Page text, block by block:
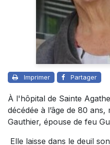
Imprimer Partager
À l'hôpital de Sainte
décédée à l’âge de 80 ans,
Gauthier, épouse de feu
Elle laisse dans le deuil